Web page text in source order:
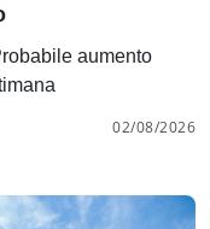
aumento
02/08/2026